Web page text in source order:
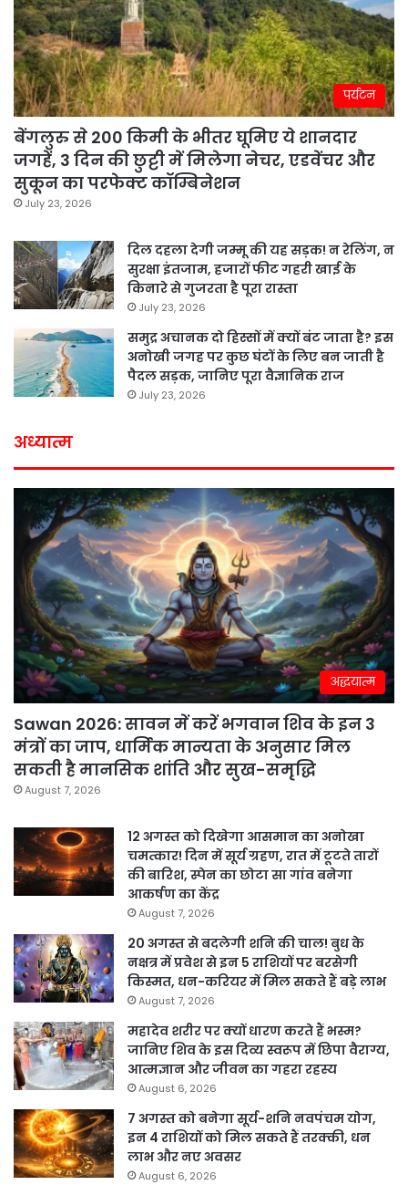
पर्यटन
बेंगलुरु से 200 किमी के भीतर घूमिए ये शानदार
जगहें, 3 दिन की छुट्टी में मिलेगा नेचर, एडवेंचर और
सुकून का परफेक्ट कॉम्बिनेशन
July 23, 2026
दिल दहला देगी जम्मू की यह सड़क! न रेलिंग, न
सुरक्षा इंतजाम, हजारों फीट गहरी खाई के
किनारे से गुजरता है पूरा रास्ता
July 23, 2026
समुद्र अचानक दो हिस्सों में क्यों बंट जाता है? इस
अनोखी जगह पर कुछ घंटों के लिए बन जाती है
पैदल सड़क, जानिए पूरा वैज्ञानिक राज
July 23, 2026
अध्यात्म
अद्धयात्म
Sawan 2026: सावन में करें भगवान शिव के इन 3
मंत्रों का जाप, धार्मिक मान्यता के अनुसार मिल
सकती है मानसिक शांति और सुख-समृद्धि
August 7, 2026
12 अगस्त को दिखेगा आसमान का अनोखा
चमत्कार! दिन में सूर्य ग्रहण, रात में टूटते तारों
की बारिश, स्पेन का छोटा सा गांव बनेगा
आकर्षण का केंद्र
August 7, 2026
20 अगस्त से बदलेगी शनि की चाल! बुध के
नक्षत्र में प्रवेश से इन 5 राशियों पर बरसेगी
किस्मत, धन-करियर में मिल सकते हैं बड़े लाभ
August 7, 2026
महादेव शरीर पर क्यों धारण करते हैं भस्म?
जानिए शिव के इस दिव्य स्वरूप में छिपा वैराग्य,
आत्मज्ञान और जीवन का गहरा रहस्य
August 6, 2026
7 अगस्त को बनेगा सूर्य-शनि नवपंचम योग,
इन 4 राशियों को मिल सकते हैं तरक्की, धन
लाभ और नए अवसर
August 6, 2026